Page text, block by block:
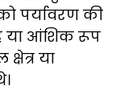
पर्यावरण की
या आंशिक रूप
या